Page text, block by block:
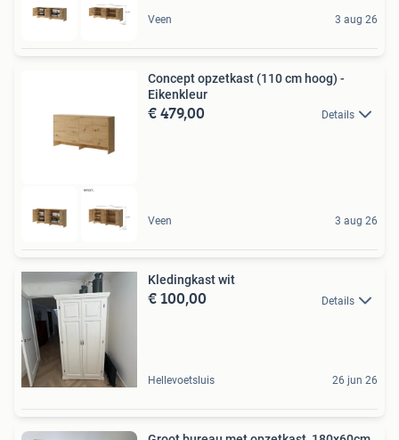
Veen 3 aug 26
Concept opzetkast (110 cm hoog) -
Eikenkleur
€ 479,00 Details
Veen 3 aug 26
Kledingkast wit
€ 100,00 Details
Hellevoetsluis 26 jun 26